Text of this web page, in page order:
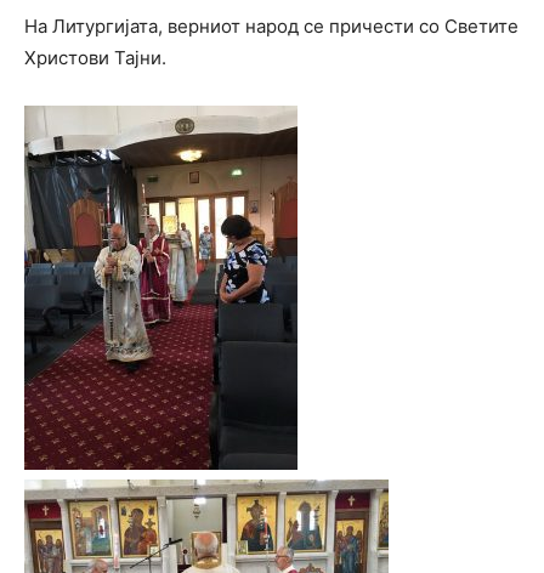
На Литургијата, верниот народ се причести со Светите
Христови Тајни.